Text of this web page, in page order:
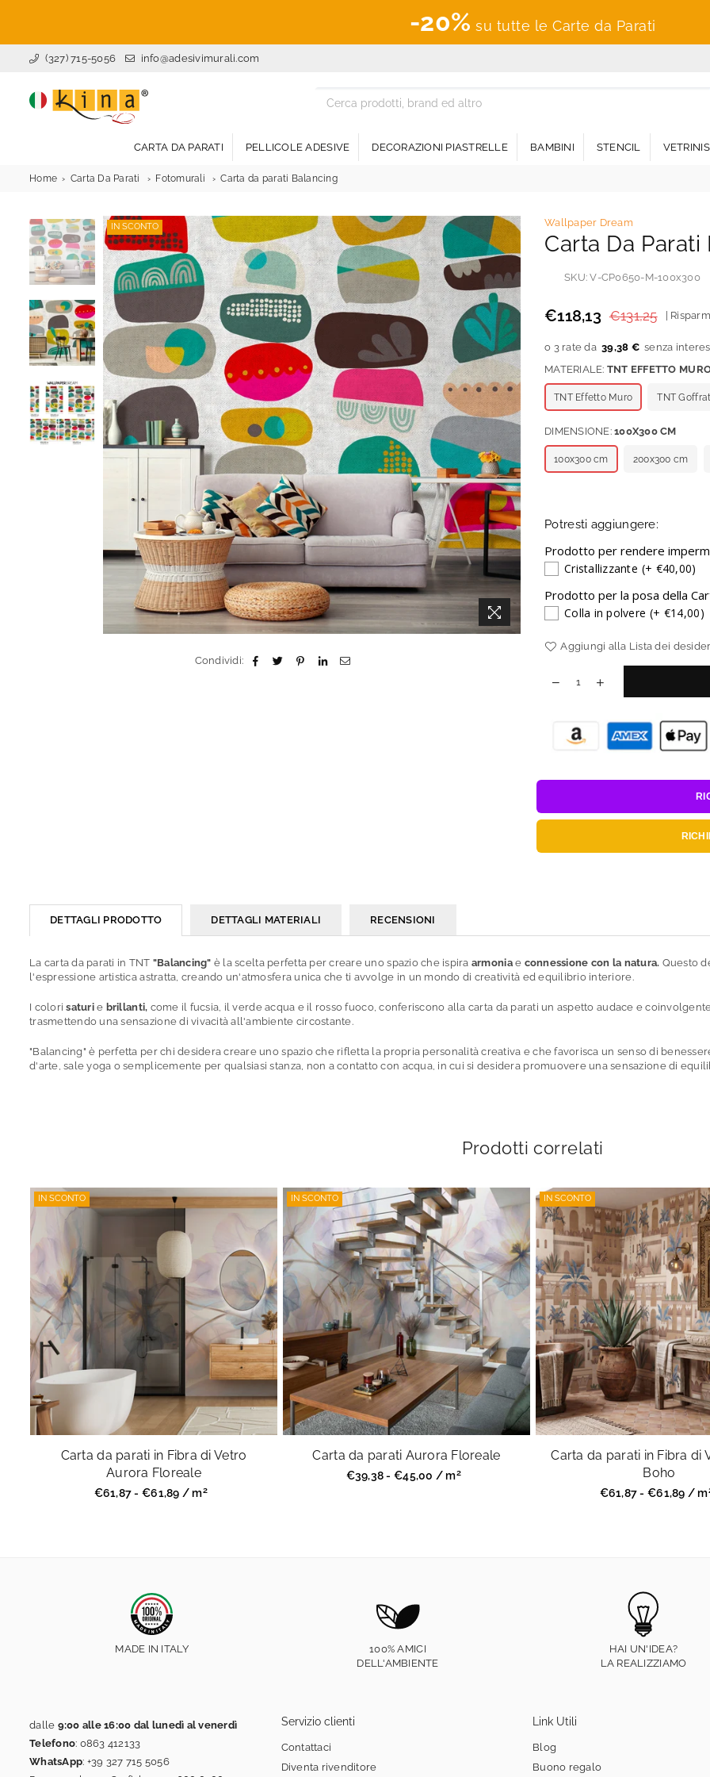
-20% su tutte le Carte da Parati
(327) 715-5056 info@adesivimurali.com
CARTA DA PARATI PELLICOLE ADESIVE DECORAZIONI PIASTRELLE BAMBINI STENCIL
Home Carta Da Parati Fotomurali Carta da parati Balancing
IN SCONTO
Condividi:
Wallpaper Dream
Carta Da
SKU:V-CP0650-M-100x300
Prezzo
€118,13 €131,25
39,38 €
MATERIALE: TNT EFFETTO
TNT Effetto Muro TNT
DIMENSIONE:100X300 CM
100x300 cm 200x300 cm
Potresti aggiungere:
Prodotto per rendere
Cristallizzante (+ €40,00)
Prodotto per la posa della
Colla in polvere (+ €14,00)
Aggiungi alla Lista dei
DETTAGLI PRODOTTO DETTAGLI MATERIALI RECENSIONI
La carta da parati in TNT "Balancing" è la scelta perfetta per creare uno spazio che ispira armoniae connessione con la natura. Questo
l'espressione artistica astratta, creando un'atmosfera unica che ti avvolge in un mondo di creatività ed equilibrio interiore.
I colorisaturie brillanti, come il fucsia, il verde acqua e il rosso fuoco, conferiscono alla carta da parati un aspetto audace e
trasmettendo una sensazione di vivacità all'ambiente circostante.
"Balancing" è perfetta per chi desidera creare uno spazio che rifletta la propria personalità creativa e che favorisca un senso di
d'arte, sale yoga o semplicemente per qualsiasi stanza, non a contatto con acqua, in cui si desidera promuovere una sensazione di
Prodotti correlati
IN SCONTO
Carta da parati in Fibra di Vetro
Aurora Floreale
Prezzo
€61,87 - €61,89 / m2
IN SCONTO
Carta da parati Aurora Floreale
Prezzo
€39,38 - €45,00 / m2
IN SCONTO
Carta da parati in Fibra di
Boho
Prezzo
€61,87 - €61,89 / m
MADE IN ITALY
100% AMICI
DELL'AMBIENTE
HAI UN'IDEA?
LA REALIZZIAMO
dalle 9:00 alle 16:00 dal lunedì al venerdì
Telefono: 0863 412133
WhatsApp: +39 327 715 5056
Servizio clienti
Contattaci
Diventa rivenditore
Link Utili
Blog
Buono regalo